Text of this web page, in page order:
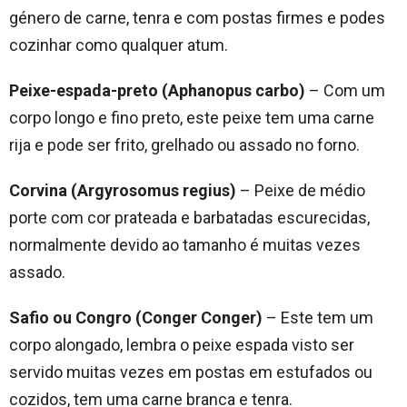
género de carne, tenra e com postas firmes e podes
cozinhar como qualquer atum.
Peixe-espada-preto (Aphanopus carbo) – Com um
corpo longo e fino preto, este peixe tem uma carne
rija e pode ser frito, grelhado ou assado no forno.
Corvina (Argyrosomus regius) – Peixe de médio
porte com cor prateada e barbatadas escurecidas,
normalmente devido ao tamanho é muitas vezes
assado.
Safio ou Congro (Conger Conger) – Este tem um
corpo alongado, lembra o peixe espada visto ser
servido muitas vezes em postas em estufados ou
cozidos, tem uma carne branca e tenra.